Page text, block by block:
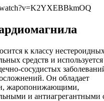
к классу
средств и
сосудистых
Он обладает
жаропонижающими,
и антиагрегантными